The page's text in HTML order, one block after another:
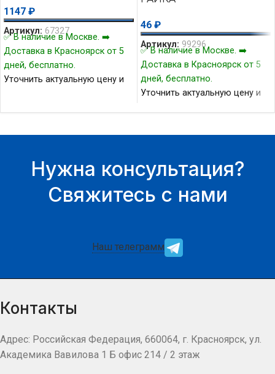
1147 ₽
Артикул: 67327
✅ В наличие в Москве. ➡️
Доставка в Красноярск от 5
дней, бесплатно.
Уточнить актуальную цену и
46 ₽
Артикул: 99296
✅ В наличие в Москве. ➡️
Доставка в Красноярск от 5
дней, бесплатно.
Уточнить актуальную цену и
Нужна консультация?
Свяжитесь с нами
Наш телеграмм
Контакты
Адрес: Российская Федерация, 660064, г. Красноярск, ул.
Академика Вавилова 1 Б офис 214 / 2 этаж